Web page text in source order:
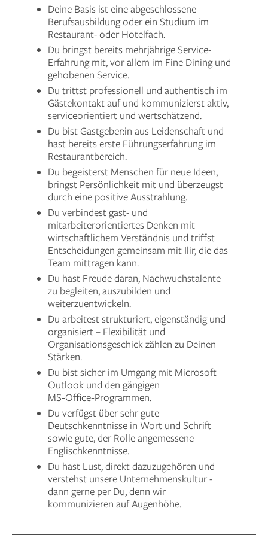
Deine Basis ist eine abgeschlossene
Berufsausbildung oder ein Studium im
Restaurant- oder Hotelfach.
Du bringst bereits mehrjährige Service-
Erfahrung mit, vor allem im Fine Dining und
gehobenen Service.
Du trittst professionell und authentisch im
Gästekontakt auf und kommunizierst aktiv,
serviceorientiert und wertschätzend.
Du bist Gastgeber:in aus Leidenschaft und
hast bereits erste Führungserfahrung im
Restaurantbereich.
Du begeisterst Menschen für neue Ideen,
bringst Persönlichkeit mit und überzeugst
durch eine positive Ausstrahlung.
Du verbindest gast- und
mitarbeiterorientiertes Denken mit
wirtschaftlichem Verständnis und triffst
Entscheidungen gemeinsam mit Ilir, die das
Team mittragen kann.
Du hast Freude daran, Nachwuchstalente
zu begleiten, auszubilden und
weiterzuentwickeln.
Du arbeitest strukturiert, eigenständig und
organisiert – Flexibilität und
Organisationsgeschick zählen zu Deinen
Stärken.
Du bist sicher im Umgang mit Microsoft
Outlook und den gängigen
MS‑Office‑Programmen.
Du verfügst über sehr gute
Deutschkenntnisse in Wort und Schrift
sowie gute, der Rolle angemessene
Englischkenntnisse.
Du hast Lust, direkt dazuzugehören und
verstehst unsere Unternehmenskultur -
dann gerne per Du, denn wir
kommunizieren auf Augenhöhe.